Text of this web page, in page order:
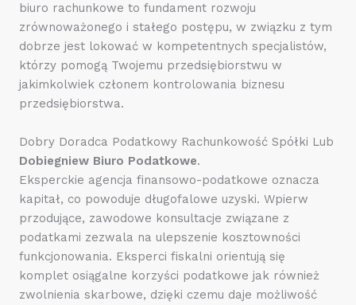
biuro rachunkowe to fundament rozwoju
zrównoważonego i stałego postępu, w związku z tym
dobrze jest lokować w kompetentnych specjalistów,
którzy pomogą Twojemu przedsiębiorstwu w
jakimkolwiek członem kontrolowania biznesu
przedsiębiorstwa.
Dobry Doradca Podatkowy Rachunkowość Spółki Lub
Dobiegniew Biuro Podatkowe.
Eksperckie agencja finansowo-podatkowe oznacza
kapitał, co powoduje długofalowe uzyski. Wpierw
przodujące, zawodowe konsultacje związane z
podatkami zezwala na ulepszenie kosztowności
funkcjonowania. Eksperci fiskalni orientują się
komplet osiągalne korzyści podatkowe jak również
zwolnienia skarbowe, dzięki czemu daje możliwość